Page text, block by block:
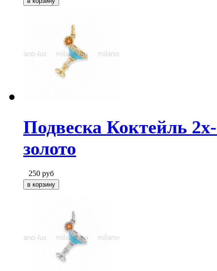
Подвеска Коктейль
золото
250 руб